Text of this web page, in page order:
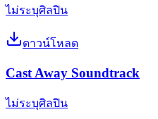
ไม่ระบุศิลปิน
ดาวน์โหลด
Cast Away Soundtrack
ไม่ระบุศิลปิน